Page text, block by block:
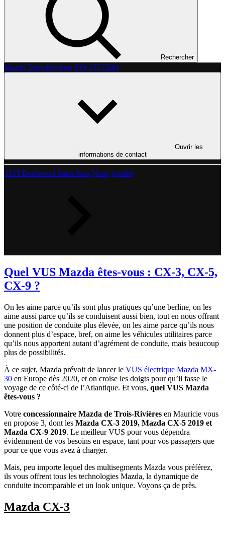
Rechercher
Mazda Trois-Rivières 819 377-5844
Ouvrir les
informations de contact
3135 Boulevard Saint-Jean Nous joindre
Quel VUS Mazda êtes-vous : CX-3, CX-5,
CX-9 ?
On les aime parce qu’ils sont plus pratiques qu’une berline, on les
aime aussi parce qu’ils se conduisent aussi bien, tout en nous offrant
une position de conduite plus élevée, on les aime parce qu’ils nous
donnent plus d’espace, bref, on aime les véhicules utilitaires parce
qu’ils nous apportent autant d’agrément de conduite, mais beaucoup
plus de possibilités.
À ce sujet, Mazda prévoit de lancer le VUS électrique Mazda MX-
30 en Europe dès 2020, et on croise les doigts pour qu’il fasse le
voyage de ce côté-ci de l’Atlantique. Et vous, quel VUS Mazda
êtes-vous ?
Votre concessionnaire Mazda de Trois-Rivières en Mauricie vous
en propose 3, dont les Mazda CX-3 2019, Mazda CX-5 2019 et
Mazda CX-9 2019. Le meilleur VUS pour vous dépendra
évidemment de vos besoins en espace, tant pour vos passagers que
pour ce que vous avez à charger.
Mais, peu importe lequel des multisegments Mazda vous préférez,
ils vous offrent tous les technologies Mazda, la dynamique de
conduite incomparable et un look unique. Voyons ça de près.
Mazda CX-3